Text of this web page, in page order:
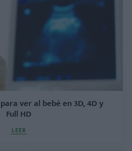
ver al bebé en 3D, 4D y
Full HD
LEER